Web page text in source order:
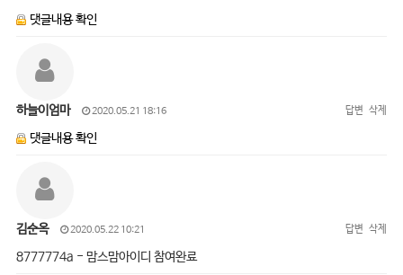
댓글내용 확인
하늘이엄마 2020.05.21 18:16 답변 삭제
댓글내용 확인
김순옥 2020.05.22 10:21 답변 삭제
8777774a - 맘스맘아이디 참여완료